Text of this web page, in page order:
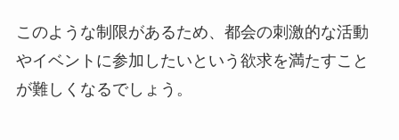
このような制限があるため、都会の刺激的な活動
やイベントに参加したいという欲求を満たすこと
が難しくなるでしょう。